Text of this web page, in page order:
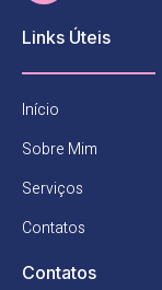
Links Úteis
Início
Sobre Mim
Serviços
Contatos
Contatos